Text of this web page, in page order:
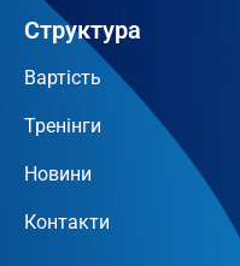
Структура
Вартість
Тренінги
Новини
Контакти